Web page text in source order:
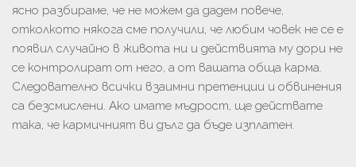
ясно разбираме, че не можем да дадем повече,
отколкото някога сме получили, че любим човек не се е
появил случайно в живота ни и действията му дори не
се контролират от него, а от вашата обща карма.
Следователно всички взаимни претенции и обвинения
са безсмислени. Ако имате мъдрост, ще действате
така, че кармичният ви дълг да бъде изплатен.